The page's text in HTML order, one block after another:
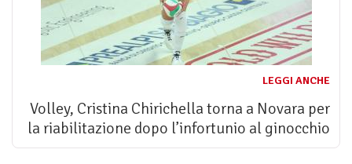
LEGGI ANCHE
Volley, Cristina Chirichella torna a Novara per
la riabilitazione dopo l’infortunio al ginocchio